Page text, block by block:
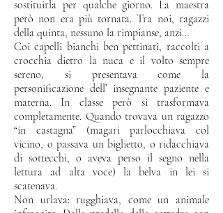
sostituirla per qualche giorno. La maestra
però non era più tornata. Tra noi, ragazzi
della quinta, nessuno la rimpianse, anzi…
Coi capelli bianchi ben pettinati, raccolti a
crocchia dietro la nuca e il volto sempre
sereno, si presentava come la
personificazione dell’ insegnante paziente e
materna. In classe però si trasformava
completamente. Quando trovava un ragazzo
“in castagna” (magari parlocchiava col
vicino, o passava un biglietto, o ridacchiava
di sottecchi, o aveva perso il segno nella
lettura ad alta voce) la belva in lei si
scatenava.
Non urlava: rugghiava, come un animale